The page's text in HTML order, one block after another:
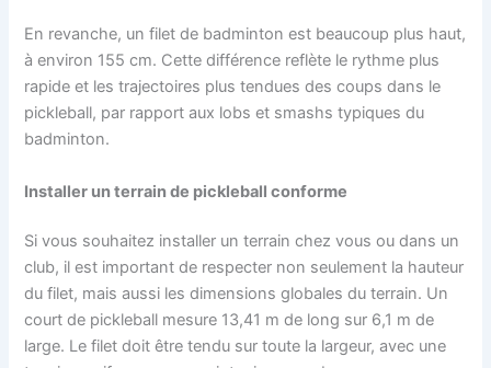
En revanche, un filet de badminton est beaucoup plus haut,
à environ 155 cm. Cette différence reflète le rythme plus
rapide et les trajectoires plus tendues des coups dans le
pickleball, par rapport aux lobs et smashs typiques du
badminton.
Installer un terrain de pickleball conforme
Si vous souhaitez installer un terrain chez vous ou dans un
club, il est important de respecter non seulement la hauteur
du filet, mais aussi les dimensions globales du terrain. Un
court de pickleball mesure 13,41 m de long sur 6,1 m de
large. Le filet doit être tendu sur toute la largeur, avec une